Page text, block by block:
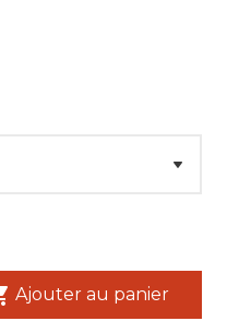
Ajouter au panier